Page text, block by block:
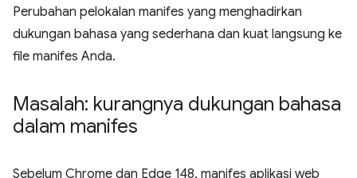
Perubahan pelokalan manifes yang menghadirkan
dukungan bahasa yang sederhana dan kuat langsung ke
file manifes Anda.
Masalah: kurangnya dukungan bahasa
dalam manifes
Sebelum Chrome dan Edge 148, manifes aplikasi web